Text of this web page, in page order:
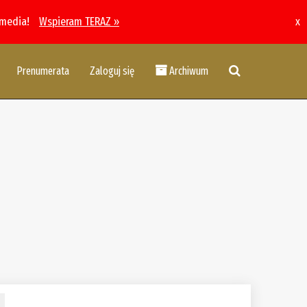
Wspieram TERAZ » x
Prenumerata Zaloguj się Archiwum